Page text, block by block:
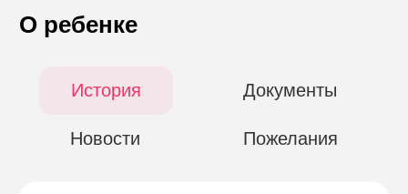
О ребенке
История Документы
Новости Пожелания